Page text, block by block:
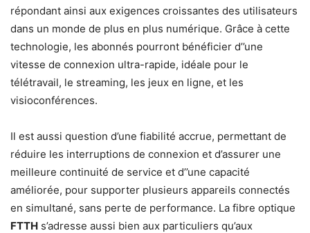
répondant ainsi aux exigences croissantes des utilisateurs
dans un monde de plus en plus numérique. Grâce à cette
technologie, les abonnés pourront bénéficier d’’une
vitesse de connexion ultra-rapide, idéale pour le
télétravail, le streaming, les jeux en ligne, et les
visioconférences.
Il est aussi question d’une fiabilité accrue, permettant de
réduire les interruptions de connexion et d’assurer une
meilleure continuité de service et d’’une capacité
améliorée, pour supporter plusieurs appareils connectés
en simultané, sans perte de performance. La fibre optique
FTTH s’adresse aussi bien aux particuliers qu’aux